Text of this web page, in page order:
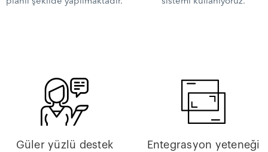
Güler yüzlü destek Entegrasyon yeteneği